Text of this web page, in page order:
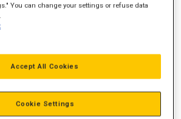
3,8 m3
You can change your settings or refuse data
Accept All Cookies
Cookie Settings